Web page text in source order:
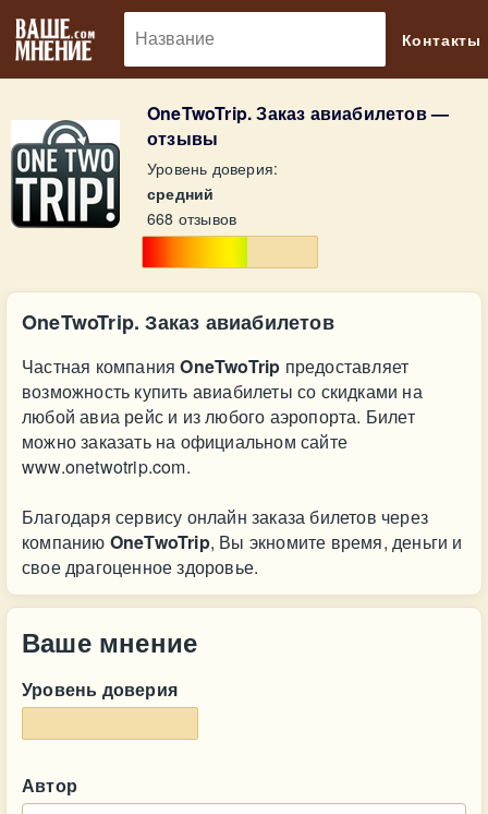
Контакты
OneTwoTrip. Заказ авиабилетов —
отзывы
Уровень доверия:
средний
668 отзывов
OneTwoTrip. Заказ авиабилетов
Частная компанияOneTwoTrip предоставляет
возможность купить авиабилеты со скидками на
любой авиа рейс и из любого аэропорта. Билет
можно заказать на официальном сайте
www.onetwotrip.com.
Благодаря сервису онлайн заказа билетов через
компанию OneTwoTrip, Вы экномите время, деньги и
свое драгоценное здоровье.
Ваше мнение
Уровень доверия
Автор